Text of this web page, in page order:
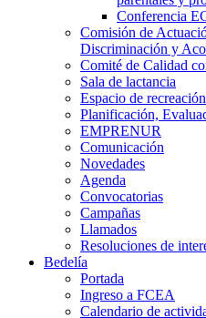
Conferencia
Comisión de
Discriminación y
Comité de Calidad
Sala de lactancia
Espacio de
Planificación,
EMPRENUR
Comunicación
Novedades
Agenda
Convocatorias
Campañas
Llamados
Resoluciones de
Bedelía
Portada
Ingreso a FCEA
Calendario de